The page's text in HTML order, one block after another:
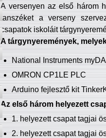
A versenyen az első három
tanszéket a verseny
csapatok iskoláit
A tárgynyeremények,
National Instruments
OMRON CP1LE PLC
Arduino fejlesztő kit
Az első három helyezett
1. helyezett csapat tagjai
2. helyezett csapat tagjai